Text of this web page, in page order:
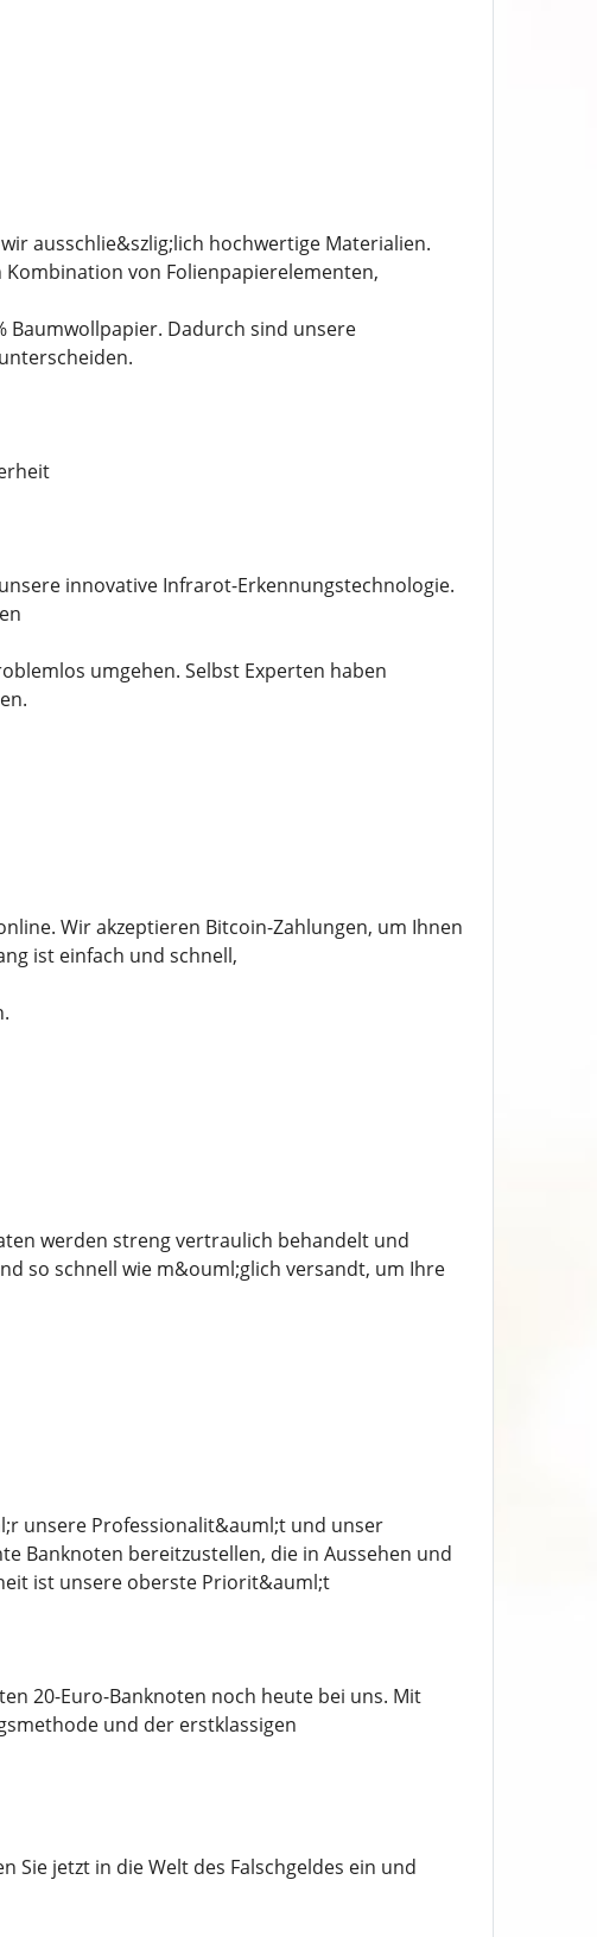
ausschlie&szlig;lich hochwertige Materialien.
von Folienpapierelementen,
Baumwollpapier. Dadurch sind unsere
innovative Infrarot-Erkennungstechnologie.
umgehen. Selbst Experten haben
Wir akzeptieren Bitcoin-Zahlungen, um Ihnen
ist einfach und schnell,
werden streng vertraulich behandelt und
so schnell wie m&ouml;glich versandt, um Ihre
unsere Professionalit&auml;t und unser
Banknoten bereitzustellen, die in Aussehen und
ist unsere oberste Priorit&auml;t
20-Euro-Banknoten noch heute bei uns. Mit
und der erstklassigen
Sie jetzt in die Welt des Falschgeldes ein und